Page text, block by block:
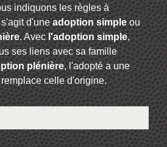
indiquons les règles à
d'uneadoption simple ou
. Avec l'adoption simple,
ses liens avec sa famille
plénière, l'adopté a une
celle d'origine.